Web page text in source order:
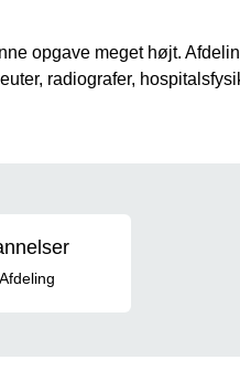
opgave meget højt.
radiografer,